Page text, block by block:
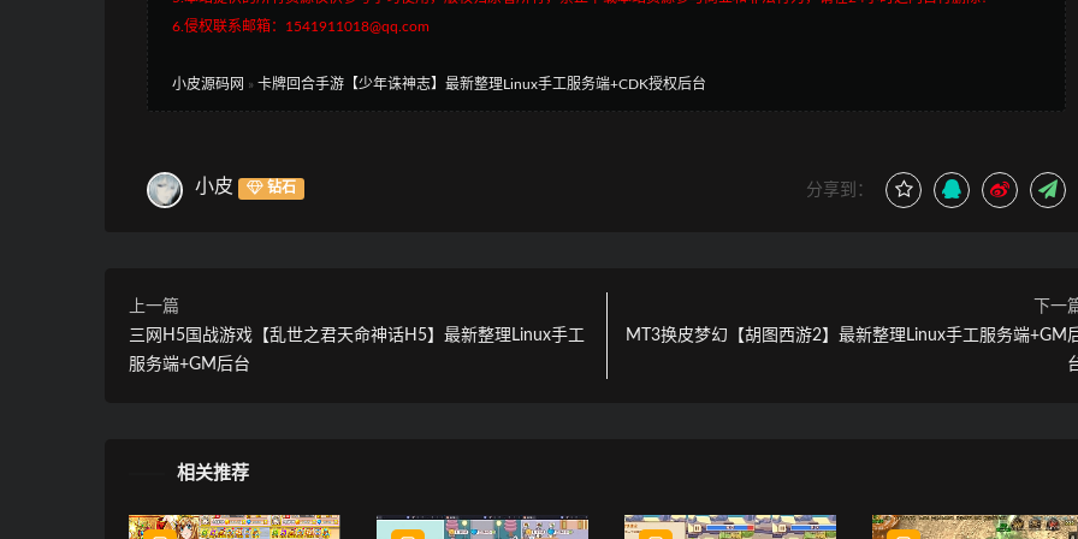
6.侵权联系邮箱：1541911018@qq.com
小皮源码网 » 卡牌回合手游【少年诛神志】最新整理Linux手工服务端+CDK授权后台
小皮 钻石 分享到：
上一篇
三网H5国战游戏【乱世之君天命神话H5】最新整理Linux手工
服务端+GM后台
下一
MT3换皮梦幻【胡图西游2】最新整理Linux手工服务端+GM
相关推荐